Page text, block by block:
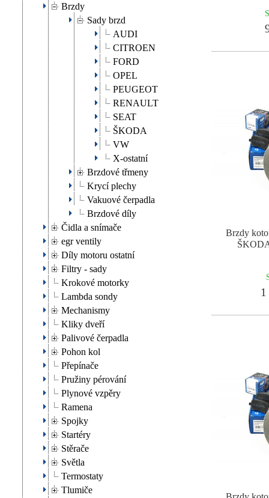
Brzdy
Sady brzd
AUDI
CITROEN
FORD
OPEL
PEUGEOT
RENAULT
SEAT
ŠKODA
VW
X-ostatní
Brzdové třmeny
Krycí plechy
Vakuové čerpadla
Brzdové díly
Čidla a snímače
egr ventily
Díly motoru ostatní
Filtry - sady
Krokové motorky
Lambda sondy
Mechanismy
Kliky dveří
Palivové čerpadla
Pohon kol
Přepínače
Pružiny pérování
Plynové vzpěry
Ramena
Spojky
Startéry
Stěrače
Světla
Termostaty
Tlumiče
Brzdy